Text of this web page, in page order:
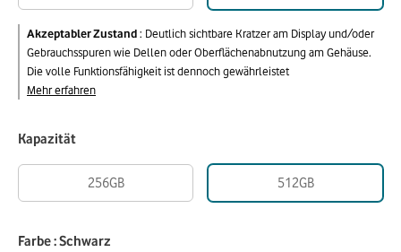
Akzeptabler Zustand: Deutlich sichtbare Kratzer am Display und/oder
Gebrauchsspuren wie Dellen oder Oberflächenabnutzung am Gehäuse.
Die volle Funktionsfähigkeit ist dennoch gewährleistet
Mehr erfahren
Kapazität
256GB 512GB
Farbe : Schwarz